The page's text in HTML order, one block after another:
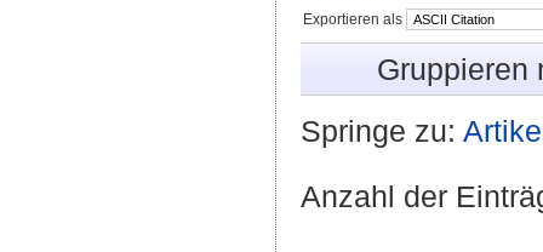
Exportieren als
Gruppieren
Springe zu:
Anzahl der